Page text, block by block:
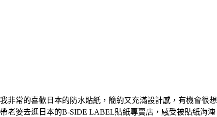
我非常的喜歡日本的防水貼紙，簡約又充滿設計感，有機會很想
帶老婆去逛日本的B-SIDE LABEL貼紙專賣店，感受被貼紙海淹